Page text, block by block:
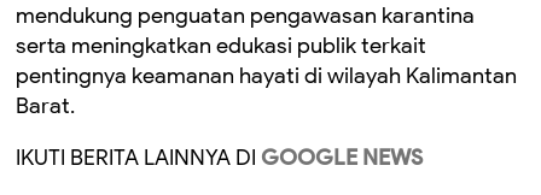
mendukung penguatan pengawasan karantina
serta meningkatkan edukasi publik terkait
pentingnya keamanan hayati di wilayah Kalimantan
Barat.
IKUTI BERITA LAINNYA DI GOOGLE NEWS